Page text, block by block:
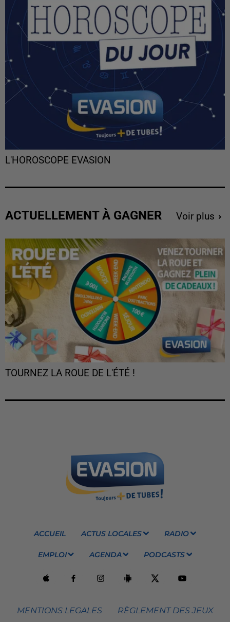
L'HOROSCOPE EVASION
ACTUELLEMENT À GAGNER Voir plus
TOURNEZ LA ROUE DE L'ÉTÉ !
ACCUEIL ACTUS LOCALES RADIO
EMPLOI AGENDA PODCASTS
MENTIONS LEGALES RÈGLEMENT DES JEUX